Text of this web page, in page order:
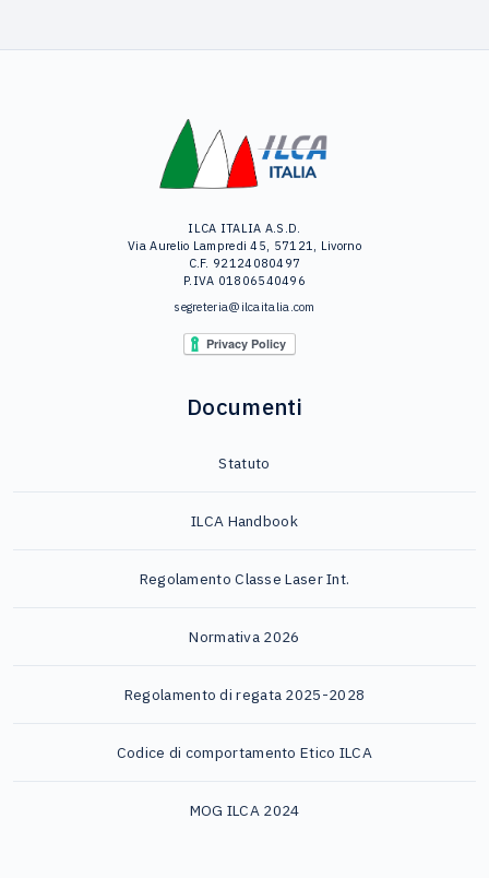
ILCA ITALIA A.S.D.
Via Aurelio Lampredi 45, 57121, Livorno
C.F. 92124080497
P.IVA 01806540496
segreteria@ilcaitalia.com
Documenti
Statuto
ILCA Handbook
Regolamento Classe Laser Int.
Normativa 2026
Regolamento di regata 2025-2028
Codice di comportamento Etico ILCA
MOG ILCA 2024